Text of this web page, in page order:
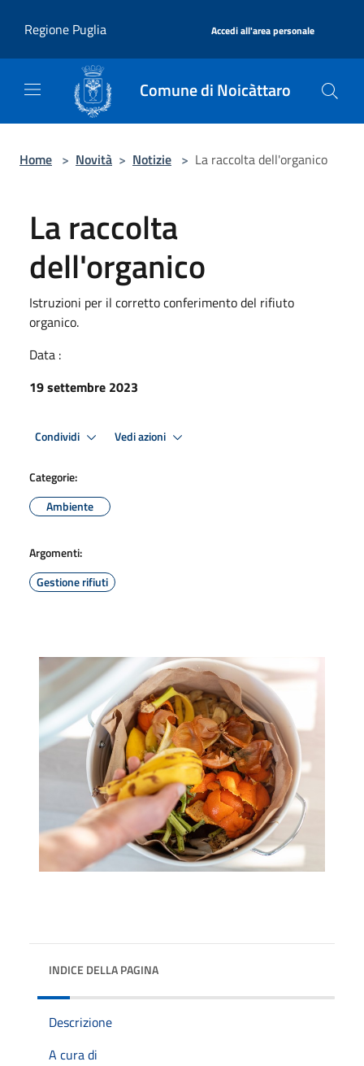
Regione Puglia
Accedi all'area personale
Comune di Noicàttaro
Home > Novità > Notizie > La raccolta dell'organico
La raccolta
dell'organico
Istruzioni per il corretto conferimento del rifiuto
organico.
Data :
19 settembre 2023
Condividi Vedi azioni
Categorie:
Ambiente
Argomenti:
Gestione rifiuti
INDICE DELLA PAGINA
Descrizione
A cura di